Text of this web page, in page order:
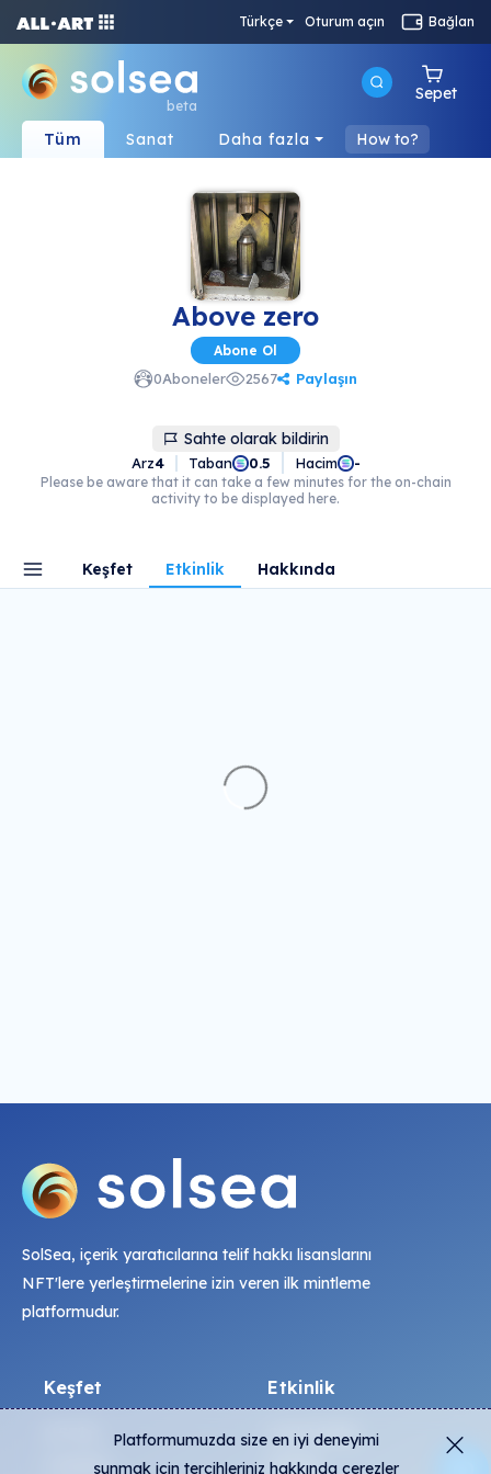
Türkçe Oturum açın Bağlan
beta
Sepet
Tüm Sanat Daha fazla How to?
Above zero
Abone Ol
0Aboneler 2567 Paylaşın
Sahte olarak bildirin
Arz4 Taban 0.5 Hacim -
Please be aware that it can take a few minutes for the on-chain
activity to be displayed here.
Keşfet Etkinlik Hakkında
SolSea, içerik yaratıcılarına telif hakkı lisanslarını
NFT'lere yerleştirmelerine izin veren ilk mintleme
platformudur.
Keşfet
Üreticiler
Etkinlik
Canlı Mintler
Etkinlik
Platformumuzda size en iyi deneyimi
sunmak için tercihleriniz hakkında çerezler